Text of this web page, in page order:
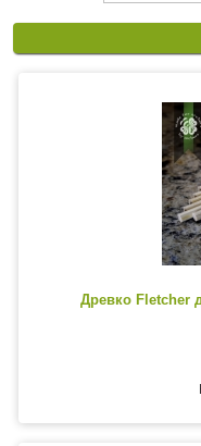
Древко Fletcher